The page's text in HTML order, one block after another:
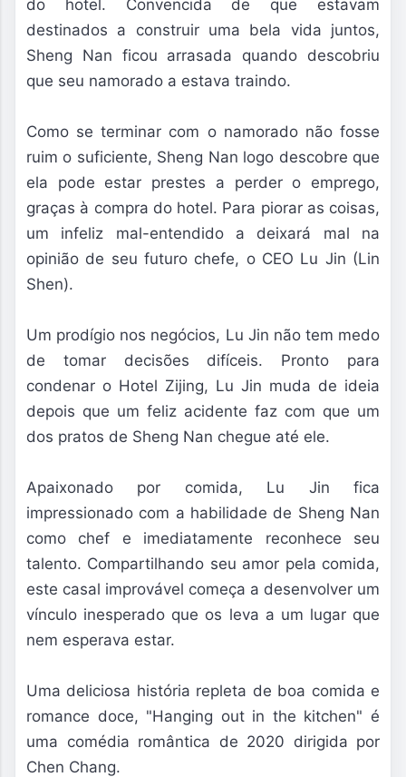
do hotel. Convencida de que estavam
destinados a construir uma bela vida juntos,
Sheng Nan ficou arrasada quando descobriu
que seu namorado a estava traindo.
Como se terminar com o namorado não fosse
ruim o suficiente, Sheng Nan logo descobre que
ela pode estar prestes a perder o emprego,
graças à compra do hotel. Para piorar as coisas,
um infeliz mal-entendido a deixará mal na
opinião de seu futuro chefe, o CEO Lu Jin (Lin
Shen).
Um prodígio nos negócios, Lu Jin não tem medo
de tomar decisões difíceis. Pronto para
condenar o Hotel Zijing, Lu Jin muda de ideia
depois que um feliz acidente faz com que um
dos pratos de Sheng Nan chegue até ele.
Apaixonado por comida, Lu Jin fica
impressionado com a habilidade de Sheng Nan
como chef e imediatamente reconhece seu
talento. Compartilhando seu amor pela comida,
este casal improvável começa a desenvolver um
vínculo inesperado que os leva a um lugar que
nem esperava estar.
Uma deliciosa história repleta de boa comida e
romance doce, "Hanging out in the kitchen" é
uma comédia romântica de 2020 dirigida por
Chen Chang.